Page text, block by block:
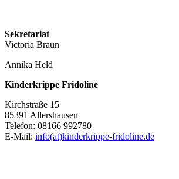
Sekretariat
Victoria Braun
Annika Held
Kinderkrippe Fridoline
Kirchstraße 15
85391 Allershausen
Telefon: 08166 992780
E-Mail: info(at)kinderkrippe-fridoline.de